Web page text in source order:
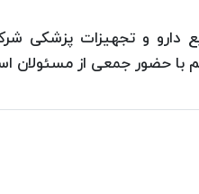
دارو و تجهیزات پزشكی
با حضور جمعی از مسئولان